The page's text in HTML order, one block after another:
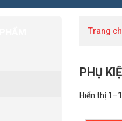
Trang
PHỤ
Hiển thị